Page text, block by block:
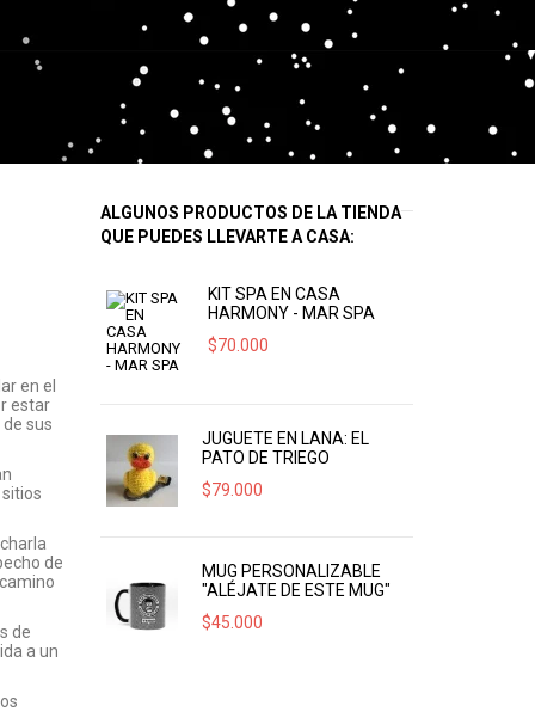
en el
estar
sus
de
de
a un
ALGUNOS PRODUCTOS DE LA TIENDA
QUE PUEDES LLEVARTE A CASA:
KIT SPA EN CASA
HARMONY - MAR SPA
$70.000
JUGUETE EN LANA: EL
PATO DE TRIEGO
$79.000
MUG PERSONALIZABLE
"ALÉJATE DE ESTE MUG"
$45.000